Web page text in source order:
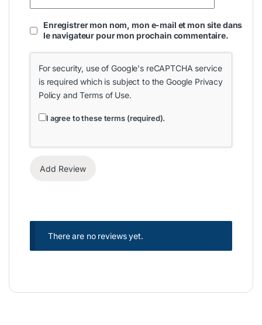
Enregistrer mon nom, mon e-mail et mon site dans
le navigateur pour mon prochain commentaire.
For security, use of Google's reCAPTCHA service
is required which is subject to the Google Privacy
Policy andTerms of Use.
I agree to these terms (required).
There are no reviews yet.